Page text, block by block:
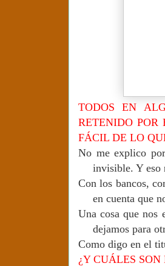
TODOS EN
RETENIDO POR
FÁCIL DE LO
No me explico
invisible. Y eso
Con los bancos,
en cuenta que
Una cosa que nos
dejamos para
Como digo en el
¿Y CUÁLES